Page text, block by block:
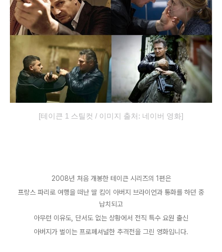
[테이큰 1 스틸컷 / 이미지 출처: 네이버 영화]
2008년 처음 개봉한 테이큰 시리즈의 1편은
프랑스 파리로 여행을 떠난 딸 킴이 아버지 브라이언과 통화를 하던 중
납치되고
아무런 이유도 단서도 없는 상황에서 전직 특수 요원 출신
아버지가 벌이는 프로페셔널한 추격전을 그린 영화입니다.